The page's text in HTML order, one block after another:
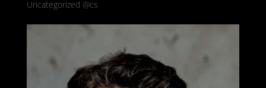
Uncategorized @cs